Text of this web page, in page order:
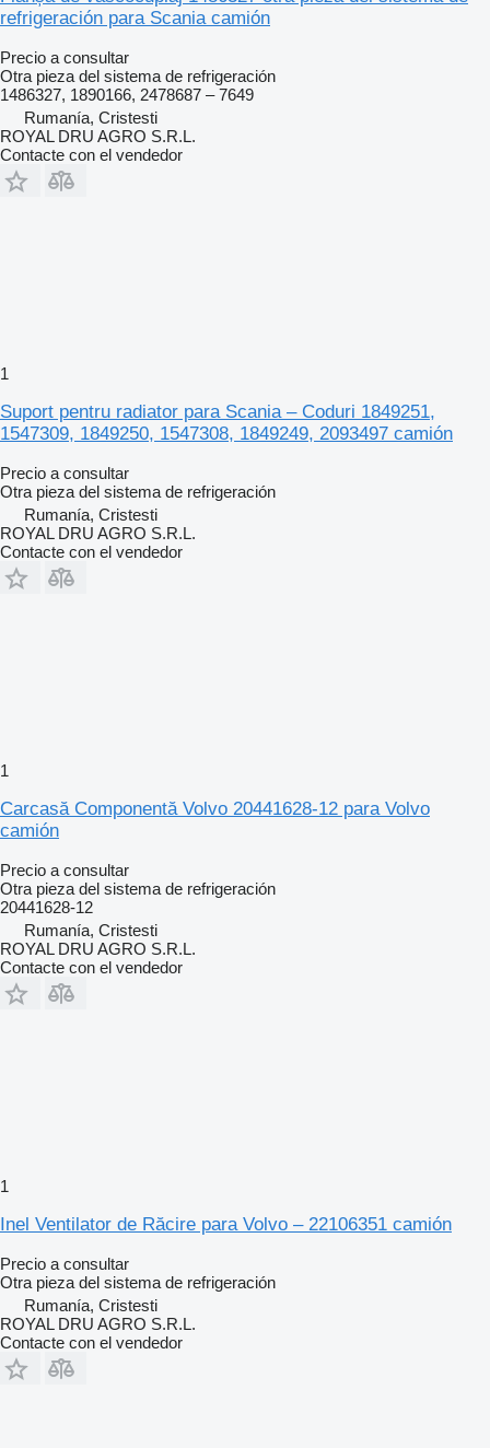
refrigeración para Scania camión
Precio a consultar
Otra pieza del sistema de refrigeración
1486327, 1890166, 2478687 – 7649
Rumanía, Cristesti
ROYAL DRU AGRO S.R.L.
Contacte con el vendedor
1
Suport pentru radiator para Scania – Coduri 1849251,
1547309, 1849250, 1547308, 1849249, 2093497 camión
Precio a consultar
Otra pieza del sistema de refrigeración
Rumanía, Cristesti
ROYAL DRU AGRO S.R.L.
Contacte con el vendedor
1
Carcasă Componentă Volvo 20441628-12 para Volvo
camión
Precio a consultar
Otra pieza del sistema de refrigeración
20441628-12
Rumanía, Cristesti
ROYAL DRU AGRO S.R.L.
Contacte con el vendedor
1
Inel Ventilator de Răcire para Volvo – 22106351 camión
Precio a consultar
Otra pieza del sistema de refrigeración
Rumanía, Cristesti
ROYAL DRU AGRO S.R.L.
Contacte con el vendedor